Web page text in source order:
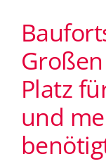
Platz
und